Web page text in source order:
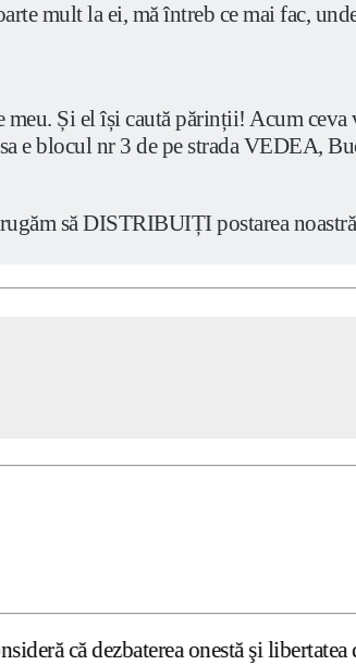
mult la ei, mă întreb ce mai fac,
Și el își caută părinții! Acum ceva
e blocul nr 3 de pe strada VEDEA,
să DISTRIBUIȚI postarea
onestă şi libertatea de